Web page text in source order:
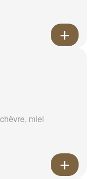
miel